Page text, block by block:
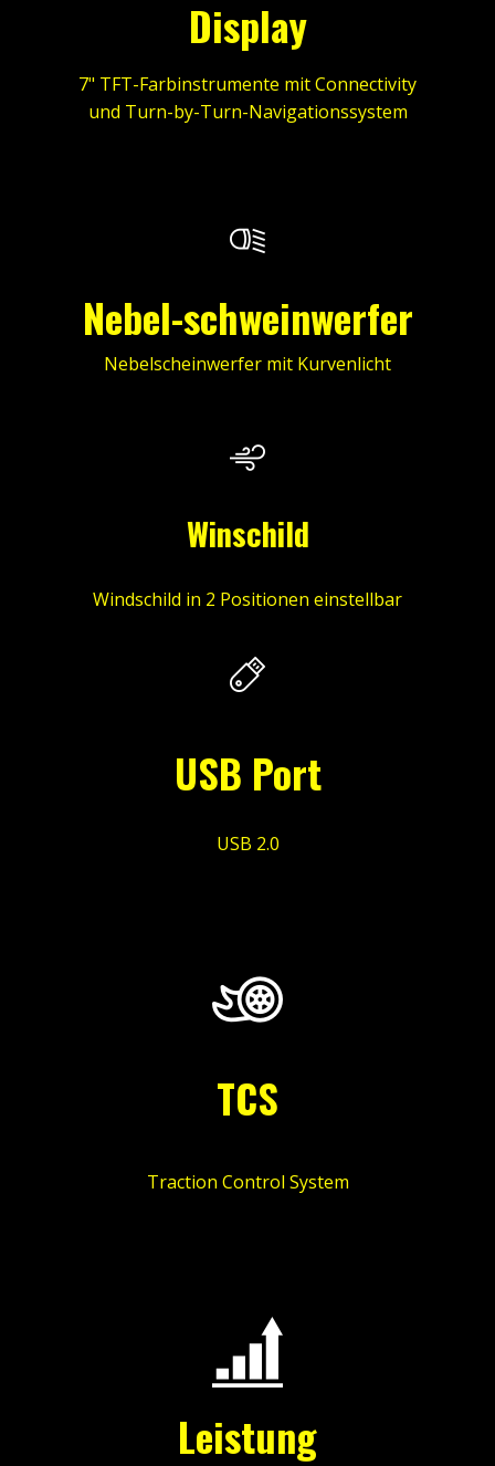
Display
7" TFT-Farbinstrumente mit Connectivity
und Turn-by-Turn-Navigationssystem
Nebel-schweinwerfer
Nebelscheinwerfer mit Kurvenlicht
Winschild
Windschild in 2 Positionen einstellbar
USB Port
USB 2.0
TCS
Traction Control System
Leistung